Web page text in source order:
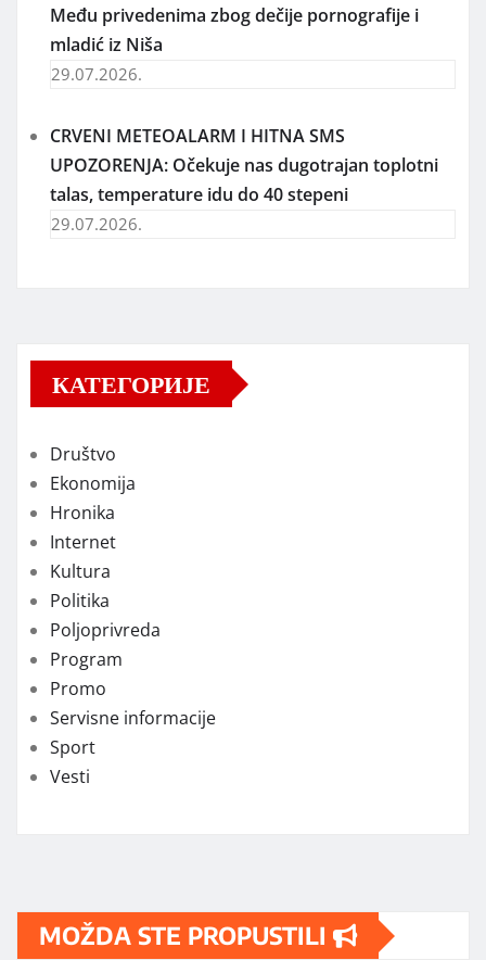
Među privedenima zbog dečije pornografije i
mladić iz Niša
29.07.2026.
CRVENI METEOALARM I HITNA SMS
UPOZORENJA: Očekuje nas dugotrajan toplotni
talas, temperature idu do 40 stepeni
29.07.2026.
КАТЕГОРИЈЕ
Društvo
Ekonomija
Hronika
Internet
Kultura
Politika
Poljoprivreda
Program
Promo
Servisne informacije
Sport
Vesti
MOŽDA STE PROPUSTILI